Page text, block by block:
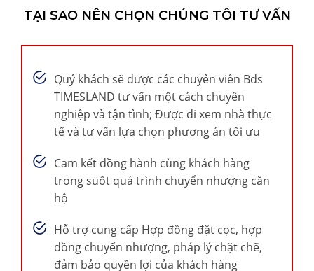
TẠI SAO NÊN CHỌN CHÚNG TÔI TƯ VẤN
Quý khách sẽ được các chuyên viên Bđs
TIMESLAND tư vấn một cách chuyên
nghiệp và tận tình; Được đi xem nhà thực
tế và tư vấn lựa chọn phương án tối ưu
Cam kết đồng hành cùng khách hàng
trong suốt quá trình chuyển nhượng căn
hộ
Hỗ trợ cung cấp Hợp đồng đặt cọc, hợp
đồng chuyển nhượng, pháp lý chặt chẽ,
đảm bảo quyền lợi của khách hàng